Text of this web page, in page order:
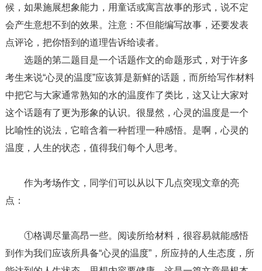
候，如果施展想象能力，用童话或寓言故事的形式，说不定
会产生意想不到的效果。注意：不但能编写故事，还要发表
点评论，把你悟到的道理告诉给读者。
选题的第二题目是一个话题作文的命题形式，对于许多
考生来说“心灵的温度”应该算是新鲜的话题，而所给写作材料
中把它与大家通常熟知的水的温度作了类比，这又让大家对
这个话题有了更为形象的认识。很显然，心灵的温度是一个
比喻性的说法，它暗含着一种哲理一种感悟。是啊，心灵的
温度，人生的状态，值得我们每个人思考。
作为考场作文，同学们可以从以下几点突现文章的亮
点：
①格调尽量高昂一些。阅读所给材料，很容易就能感悟
到作为我们应该所具备“心灵的温度”，所应持的人生态度，所